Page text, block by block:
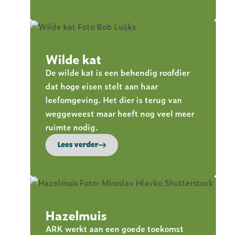
Wilde kat
De wilde kat is een behendig roofdier
dat hoge eisen stelt aan haar
leefomgeving. Het dier is terug van
weggeweest maar heeft nog veel meer
ruimte nodig.
Lees verder
Hazelmuis
ARK werkt aan een goede toekomst